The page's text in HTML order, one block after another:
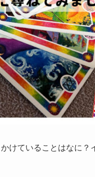
けていることはなに？